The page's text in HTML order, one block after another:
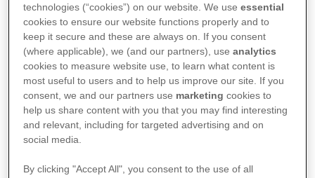
Baubürgermeister der Stadt Freiburg Prof. Dr.
Martin Haag, der Bauleiter Nicolas Claveau der
Firma Wolff & Müller und der Werksleiter von
Pfizer in Freiburg Dr. Axel Glatz zum Richtfest
für die neu geplante Produktionsanlage
eingeladen. Auf einer Grundfläche von rund
5.000 Quadratmetern entsteht in Rekordzeit
technologies (“cookies”) on our website. We useessential
cookies to ensure our website functions properly and to
keep it secure and these are always on. If you consent
(where applicable), we (and our partners), useanalytics
cookies to measure website use, to learn what content is
most useful to users and to help us improve our site. If you
consent, we and our partners use marketing cookies to
help us share content with you that you may find interesting
and relevant, including for targeted advertising and on
social media.
By clicking "Accept All", you consent to the use of all